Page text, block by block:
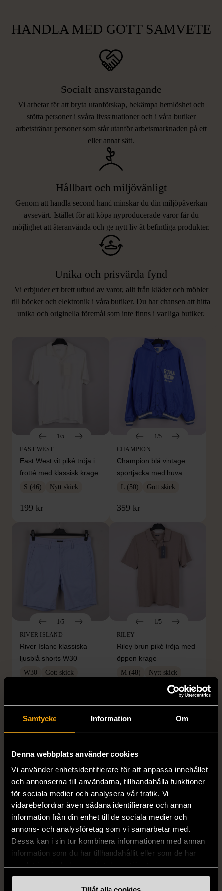
Samtycke Information Om
Denna webbplats använder cookies
Vi använder enhetsidentifierare för att anpassa innehållet
och annonserna till användarna, tillhandahålla funktioner
för sociala medier och analysera vår trafik. Vi
vidarebefordrar även sådana identifierare och annan
information från din enhet till de sociala medier och
annons- och analysföretag som vi samarbetar med.
Dessa kan i sin tur kombinera informationen med annan
information som du har tillhandahållit eller som de har
Tillåt alla cookies
HANDLA MED GOTT SAMVETE
Socialt ansvarstagande
Vi arbetar för att bryta utanförskap, bekämpa hemlöshet och
stötta personer i svåra livssituationer och i våra butiker
arbetstränar personer som står utanför arbetsmarknaden på ett
eller annat sätt.
Hållbart och miljövänligt
Genom att handla second hand minskar du din miljöpåverkan
avsevärt. Istället för att köpa nyproducerade varor får du
möjlighet att återanvända och ge nytt liv åt befintliga produkter.
Unika och prisvärda fynd
Vi erbjuder ett brett utbud av varor, allt från kläder och möbler
till böcker och elektronik i våra butiker. Du har chansen att hitta
unika och originella föremål som inte finns i vanliga butiker.
LIKNANDE PRODUKTER
Hitta produkter som påminner om denna
1/5
EAST WEST
East West vit piké tröja i
frotté med klassisk krage
S (46) Nytt skick
199 kr
1/5
CHAMPION
Champion blå vintage
sportjacka med huva
L (50) Gott skick
359 kr
1/5
RIVER ISLAND
River Island klassiska
ljusblå shorts W30
W30 Gott skick
1/5
RILEY
Riley brun piké tröja med
öppen krage
M (48) Nytt skick
1/5
LEVI'S
Levi's 501 jeans W31 L30
W31 Mycket gott skick
499 kr
1/5
A DAY'S MARCH
A Day´s March klassisk
skjorta
S (46) Nytt skick
229 kr